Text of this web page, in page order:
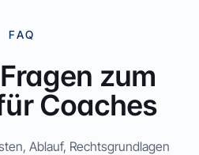
FAQ
zum
Coaches
Ablauf, Rechtsgrundlagen